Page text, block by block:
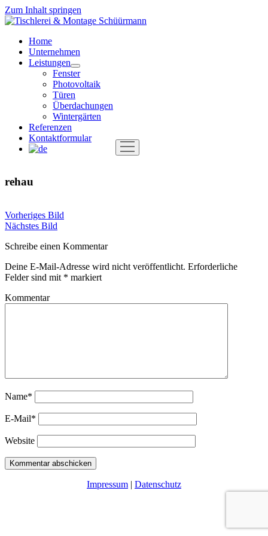
Zum Inhalt springen
Tischlerei
Montage
Schüürmann
Home
Unternehmen
Leistungen
Menü
öffnen
Fenster
Photovoltaik
Türen
Überdachungen
Wintergärten
Referenzen
Kontaktformular
Menü
öffnen
rehau
Vorheriges Bild
Nächstes Bild
Schreibe einen Kommentar
Deine E-Mail-Adresse wird nicht veröffentlicht. Erforderliche
Felder sind mit * markiert
Kommentar
Name*
E-Mail*
Website
Impressum | Datenschutz